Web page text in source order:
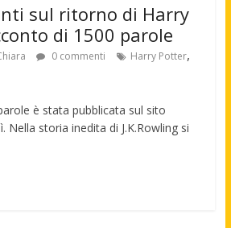
sul ritorno di Harry
di 1500 parole
0 commenti Harry Potter,
è stata pubblicata sul sito
Nella storia inedita di J.K.Rowling si